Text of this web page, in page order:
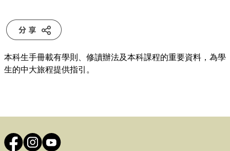
本科生手冊載有學則、修讀辦法及本科課程的重要資料，為學
生的中大旅程提供指引。